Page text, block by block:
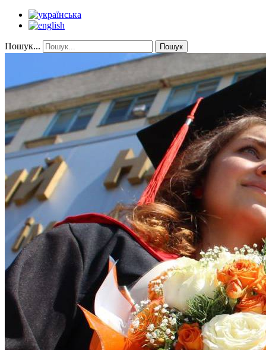
Пошук... Пошук